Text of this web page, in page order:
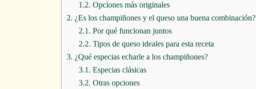
1.2. Opciones más originales
2. ¿Es los champiñones y el queso una buena combinación?
2.1. Por qué funcionan juntos
2.2. Tipos de queso ideales para esta receta
3. ¿Qué especias echarle a los champiñones?
3.1. Especias clásicas
3.2. Otras opciones